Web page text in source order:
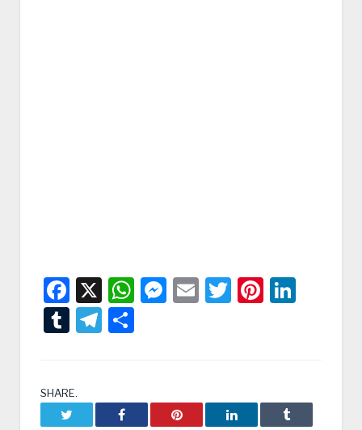
Facebook
X WhatsApp
Messenger
EmailTwitter
TumblrTelegram
SHARE.
Facebook Pinterest LinkedIn Tumblr